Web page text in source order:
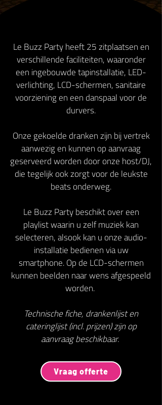
Le Buzz Party heeft 25 zitplaatsen en
verschillende faciliteiten, waaronder
een ingebouwde tapinstallatie, LED-
verlichting, LCD-schermen, sanitaire
voorziening en een danspaal voor de
durvers.
Onze gekoelde dranken zijn bij vertrek
aanwezig en kunnen op aanvraag
geserveerd worden door onze host/DJ,
die tegelijk ook zorgt voor de leukste
beats onderweg.
Le Buzz Party beschikt over een
playlist waarin u zelf muziek kan
selecteren, alsook kan u onze audio-
installatie bedienen via uw
smartphone. Op de LCD-schermen
kunnen beelden naar wens afgespeeld
worden.
Technische fiche, drankenlijst en
cateringlijst (incl. prijzen) zijn op
aanvraag beschikbaar.
Vraag offerte